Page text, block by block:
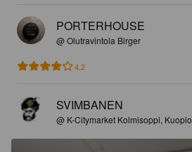
PORTERHOUSE
@ Olutravintola Birger
4.2
SVIMBANEN
@ K-Citymarket Kolmisoppi, Kuopio